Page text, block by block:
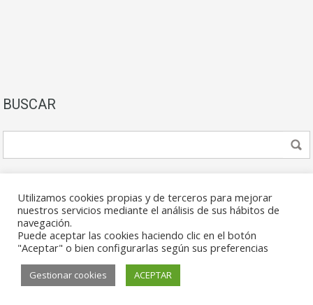
BUSCAR
© 2026. Todos los derechos reservados.
Utilizamos cookies propias y de terceros para mejorar
nuestros servicios mediante el análisis de sus hábitos de
navegación.
Puede aceptar las cookies haciendo clic en el botón
"Aceptar" o bien configurarlas según sus preferencias
Gestionar cookies ACEPTAR